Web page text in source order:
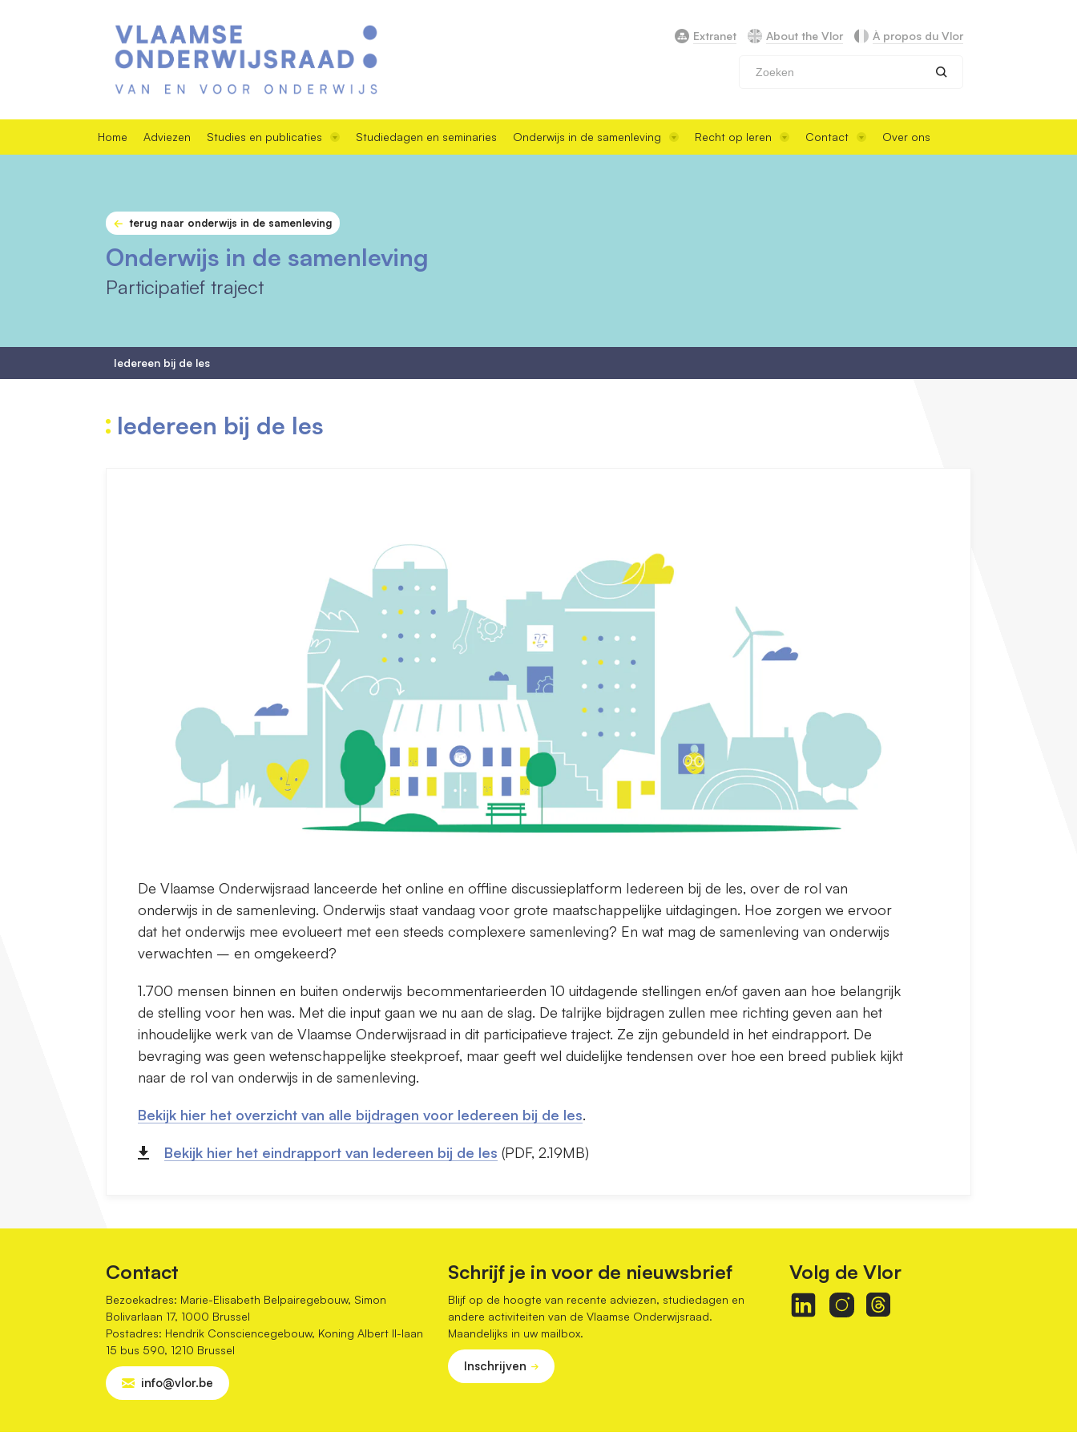
Extranet About the Vlor À propos du Vlor
Home Adviezen Studies en publicaties Studiedagen en seminaries Onderwijs in de samenleving Recht op leren Contact Over ons
terug naar onderwijs in de samenleving
Onderwijs in de samenleving
Participatief traject
Iedereen bij de les
Iedereen bij de les
De Vlaamse Onderwijsraad lanceerde het online en offline discussieplatform Iedereen bij de les, over de rol van
onderwijs in de samenleving. Onderwijs staat vandaag voor grote maatschappelijke uitdagingen. Hoe zorgen we ervoor
dat het onderwijs mee evolueert met een steeds complexere samenleving? En wat mag de samenleving van onderwijs
verwachten – en omgekeerd?
1.700 mensen binnen en buiten onderwijs becommentarieerden 10 uitdagende stellingen en/of gaven aan hoe belangrijk
de stelling voor hen was. Met die input gaan we nu aan de slag. De talrijke bijdragen zullen mee richting geven aan het
inhoudelijke werk van de Vlaamse Onderwijsraad in dit participatieve traject. Ze zijn gebundeld in het eindrapport. De
bevraging was geen wetenschappelijke steekproef, maar geeft wel duidelijke tendensen over hoe een breed publiek kijkt
naar de rol van onderwijs in de samenleving.
Bekijk hier het overzicht van alle bijdragen voor Iedereen bij de les.
Bekijk hier het eindrapport van Iedereen bij de les (PDF, 2.19MB)
Contact
Bezoekadres: Marie-Elisabeth Belpairegebouw, Simon
Bolivarlaan 17, 1000 Brussel
Postadres: Hendrik Consciencegebouw, Koning Albert II-laan
15 bus 590, 1210 Brussel
info@vlor.be
Schrijf je in voor de nieuwsbrief
Blijf op de hoogte van recente adviezen, studiedagen en
andere activiteiten van de Vlaamse Onderwijsraad.
Maandelijks in uw mailbox.
Inschrijven
Volg de Vlor